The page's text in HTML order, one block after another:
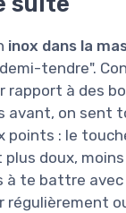
inox dans la
tendre".
rapport à des
avant, on sent
points : le
plus doux,
à te battre avec
régulièrement